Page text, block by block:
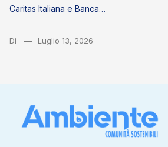
Caritas Italiana e Banca…
Di Luglio 13, 2026